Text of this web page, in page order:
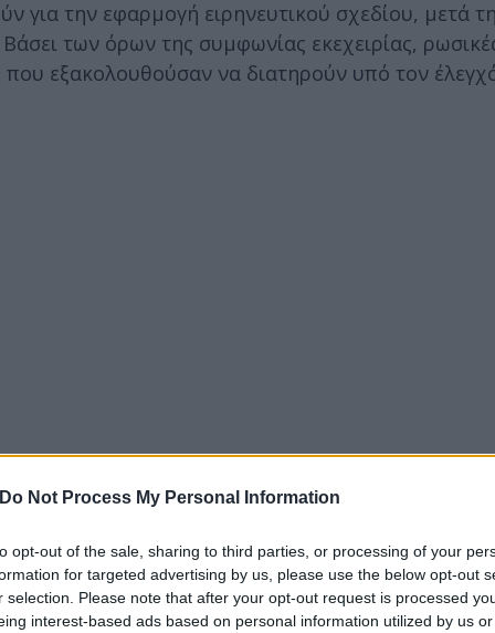
Do Not Process My Personal Information
opt-out of the sale, sharing to third parties, or processing of your
for targeted advertising by us, please use the below opt-out
selection. Please note that after your opt-out request is processed
interest-based ads based on personal information utilized by us
την εφαρμογή ειρηνευτικού σχεδίου, μετά
των όρων της συμφωνίας εκεχειρίας,
εξακολουθούσαν να διατηρούν υπό τον
για παραβιάσεις της εκεχειρίας και τις